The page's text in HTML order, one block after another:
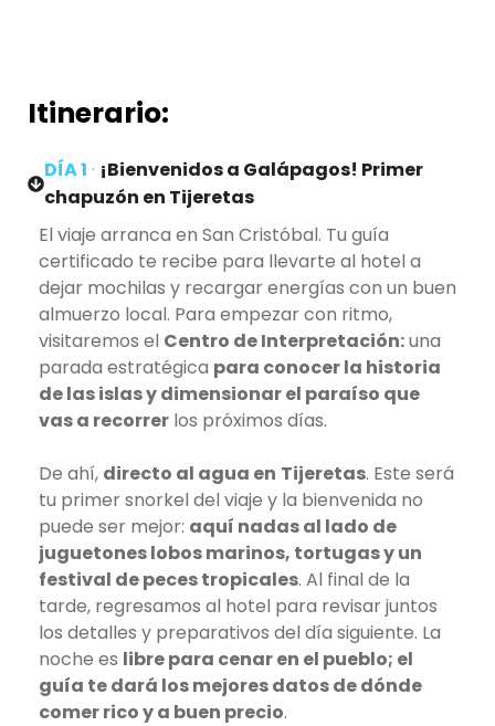
Itinerario:
DÍA 1 · ¡Bienvenidos a Galápagos! Primer
chapuzón en Tijeretas
El viaje arranca en San Cristóbal. Tu guía
certificado te recibe para llevarte al hotel a
dejar mochilas y recargar energías con un buen
almuerzo local. Para empezar con ritmo,
visitaremos el Centro de Interpretación:una
parada estratégica para conocer la historia
de las islas y dimensionar el paraíso que
vas a recorrer los próximos días.
De ahí, directo al agua en Tijeretas. Este será
tu primer snorkel del viaje y la bienvenida no
puede ser mejor: aquí nadas al lado de
juguetones lobos marinos, tortugas y un
festival de peces tropicales. Al final de la
tarde, regresamos al hotel para revisar juntos
los detalles y preparativos del día siguiente. La
noche es libre para cenar en el pueblo; el
guía te dará los mejores datos de dónde
comer rico y a buen precio.